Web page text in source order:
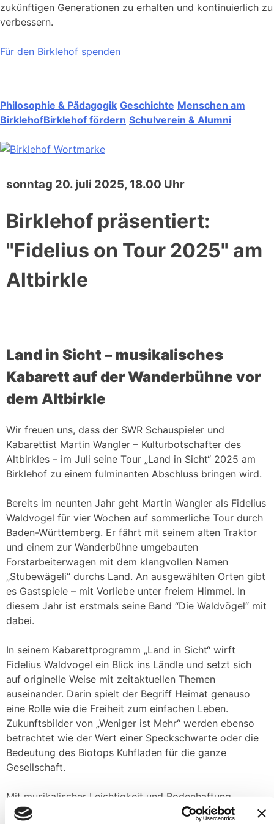
zukünftigen Generationen zu erhalten und kontinuierlich zu
verbessern.
Für den Birklehof spenden
Philosophie & Pädagogik Geschichte Menschen am
BirklehofBirklehof fördern Schulverein & Alumni
sonntag 20. juli 2025, 18.00 Uhr
Birklehof präsentiert:
"Fidelius on Tour 2025" am
Altbirkle
Land in Sicht – musikalisches
Kabarett auf der Wanderbühne vor
dem Altbirkle
Wir freuen uns, dass der SWR Schauspieler und
Kabarettist Martin Wangler – Kulturbotschafter des
Altbirkles – im Juli seine Tour „Land in Sicht“ 2025 am
Birklehof zu einem fulminanten Abschluss bringen wird.
Bereits im neunten Jahr geht Martin Wangler als Fidelius
Waldvogel für vier Wochen auf sommerliche Tour durch
Baden-Württemberg. Er fährt mit seinem alten Traktor
und einem zur Wanderbühne umgebauten
Forstarbeiterwagen mit dem klangvollen Namen
„Stubewägeli“ durchs Land. An ausgewählten Orten gibt
es Gastspiele – mit Vorliebe unter freiem Himmel. In
diesem Jahr ist erstmals seine Band “Die Waldvögel“ mit
dabei.
In seinem Kabarettprogramm „Land in Sicht“ wirft
Fidelius Waldvogel ein Blick ins Ländle und setzt sich
auf originelle Weise mit zeitaktuellen Themen
auseinander. Darin spielt der Begriff Heimat genauso
eine Rolle wie die Freiheit zum einfachen Leben.
Zukunftsbilder von „Weniger ist Mehr“ werden ebenso
betrachtet wie der Wert einer Speckschwarte oder die
Bedeutung des Biotops Kuhfladen für die ganze
Gesellschaft.
Mit musikalischer Leichtigkeit und Bodenhaftung,
scharfem Beobachtungsinn und viel Humor steht für